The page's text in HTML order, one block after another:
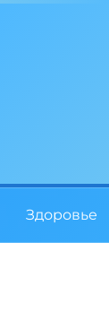
Здоровье